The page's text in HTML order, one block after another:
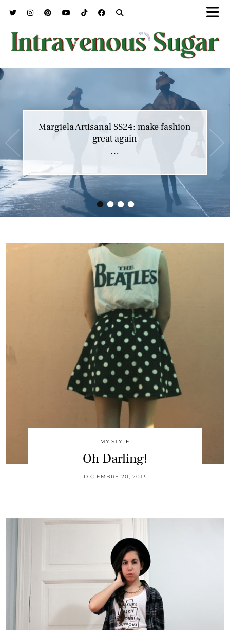
••••
Margiela Artisanal SS24: make fashion
great again
…
MY STYLE
Oh Darling!
DICIEMBRE 20, 2013